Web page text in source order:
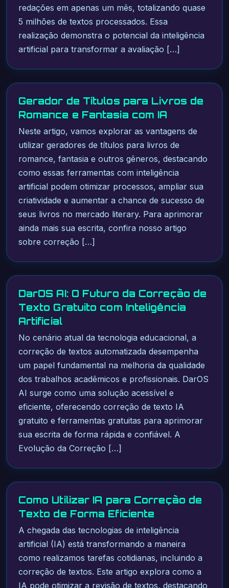
redações em apenas um mês, totalizando quase
5 milhões de textos processados. Essa
realização demonstra o potencial da inteligência
artificial para transformar a avaliação […]
Gerador de Títulos para Livros de
Romance e Fantasia com IA
Neste artigo, vamos explorar as vantagens de
utilizar geradores de títulos para livros de
romance, fantasia e outros gêneros, destacando
como essas ferramentas com inteligência
artificial podem otimizar processos, ampliar sua
criatividade e aumentar a chance de sucesso de
seus livros no mercado literary. Para aprimorar
ainda mais sua escrita, confira nosso artigo
sobre correção […]
DarOS AI: O Futuro da Correção de
Texto Gratuito com Inteligência
Artificial
No cenário atual da tecnologia educacional, a
correção de textos automatizada desempenha
um papel fundamental na melhoria da qualidade
dos trabalhos acadêmicos e profissionais. DarOS
AI surge como uma solução acessível e
eficiente, oferecendo correção de texto IA
gratuito e ferramentas gratuitas para aprimorar
sua escrita de forma rápida e confiável. A
Evolução da Correção […]
Como Utilizar IA para Correção de
Texto de Forma Eficiente
A chegada das tecnologias de inteligência
artificial (IA) está transformando a maneira
como realizamos tarefas cotidianas, incluindo a
correção de textos. Este artigo explora como a
IA pode otimizar a revisão de textos, destacando